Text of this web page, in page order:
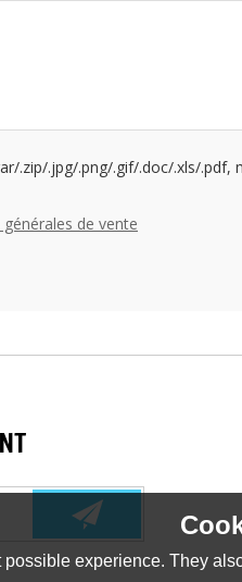
.zip/.jpg/.png/.gif/.doc/.xls/.pdf,
de vente
experience. They